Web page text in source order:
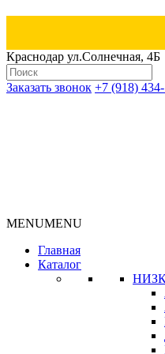
Краснодар ул.Солнечная, 4Б
Заказать звонок +7 (918)
MENUMENU
Главная
Каталог